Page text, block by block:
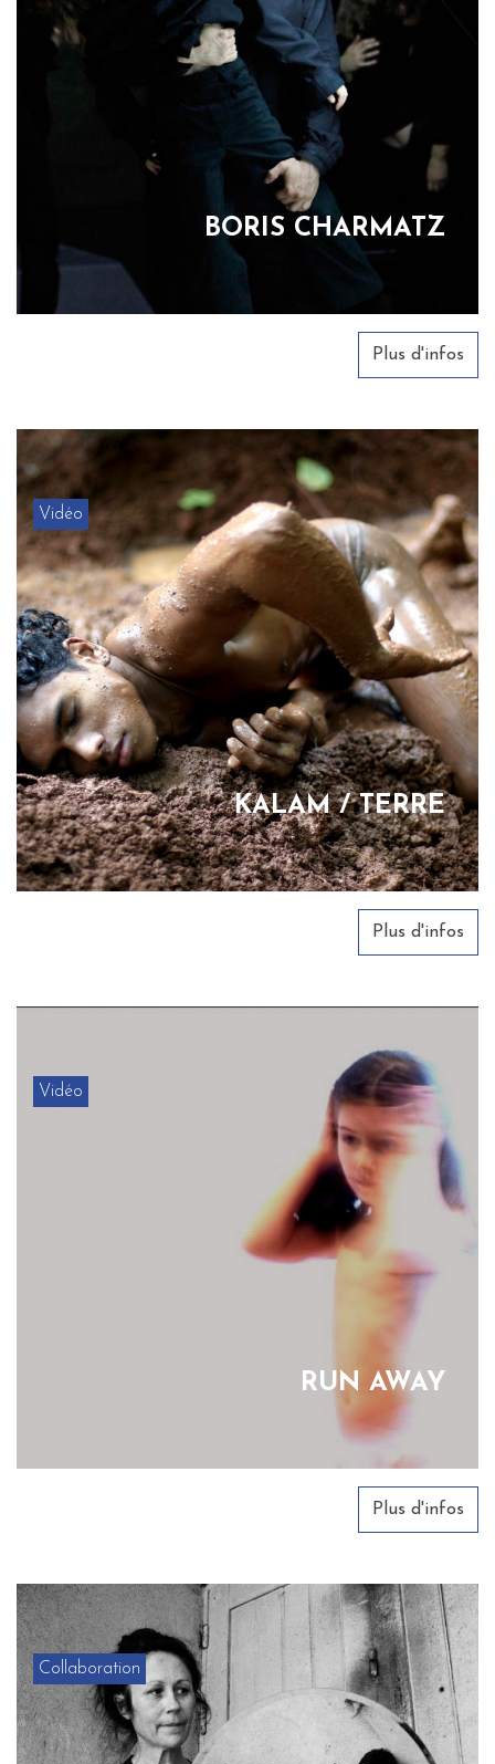
BORIS CHARMATZ
Plus d'infos
KALAM / TERRE
Vidéo
Plus d'infos
RUN AWAY
Vidéo
Plus d'infos
Collaboration